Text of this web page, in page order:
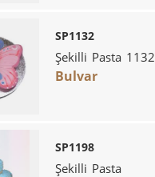
SP1132
Şekilli Pasta 1132
Bulvar
SP1198
Şekilli Pasta